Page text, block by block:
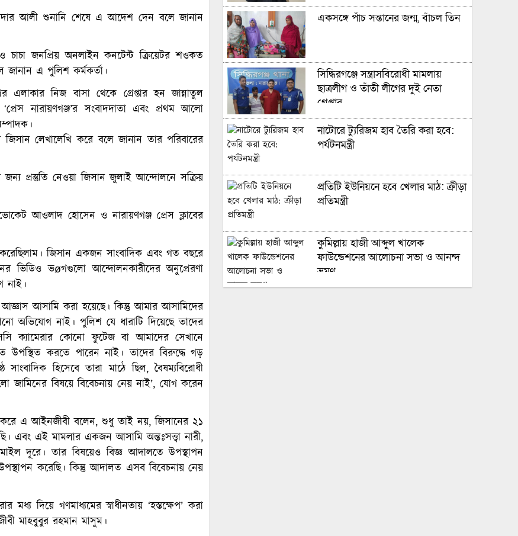
আলী শুনানি শেষে এ আদেশ দেন বলে জানান
চাচা জনপ্রিয় অনলাইন কনটেন্ট ক্রিয়েটর শওকত
এ পুলিশ কর্মকর্তা।
নিজ বাসা থেকে গ্রেপ্তার হন জান্নাতুল
নারায়ণগঞ্জ’র সংবাদদাতা এবং প্রথম আলো
লেখালেখি করে বলে জানান তার পরিবারের
জন্য প্রস্তুতি নেওয়া জিসান জুলাই আন্দোলনে সক্রিয়
আওলাদ হোসেন ও নারায়ণগঞ্জ প্রেস ক্লাবের
জিসান একজন সাংবাদিক এবং গত বছরে
ভিডিও ভøগগুলো আন্দোলনকারীদের অনুপ্রেরণা
নাই।
আসামি করা হয়েছে। কিন্তু আমার আসামিদের
অভিযোগ নাই। পুলিশ যে ধারাটি দিয়েছে তাদের
ক্যামেরার কোনো ফুটেজ বা আমাদের সেখানে
উপস্থিত করতে পারেন নাই। তাদের বিরুদ্ধে গড়
হিসেবে তারা মাঠে ছিল, বৈষম্যবিরোধী
বিষয়ে বিবেচনায় নেয় নাই’, যোগ করেন
করে এ আইনজীবী বলেন, শুধু তাই নয়, জিসানের ২১
এবং এই মামলার একজন আসামি অন্তঃসত্ত্বা নারী,
দূরে। তার বিষয়েও বিজ্ঞ আদালতে উপস্থাপন
করেছি। কিন্তু আদালত এসব বিবেচনায় নেয়
দিয়ে গণমাধ্যমের স্বাধীনতায় ‘হস্তক্ষেপ’ করা
মাহবুবুর রহমান মাসুম।
একসঙ্গে পাঁচ সন্তানের জন্ম, বাঁচল তিন
সিদ্ধিরগঞ্জে সন্ত্রাসবিরোধী মামলায়
ছাত্রলীগ ও তাঁতী লীগের দুই নেতা
গ্রেপ্তার
নাটোরে ট্যুরিজম হাব তৈরি করা হবে:
পর্যটনমন্ত্রী
প্রতিটি ইউনিয়নে হবে খেলার মাঠ: ক্রীড়া
প্রতিমন্ত্রী
কুমিল্লায় হাজী আব্দুল খালেক
ফাউন্ডেশনের আলোচনা সভা ও আনন্দ
ভ্রমণ